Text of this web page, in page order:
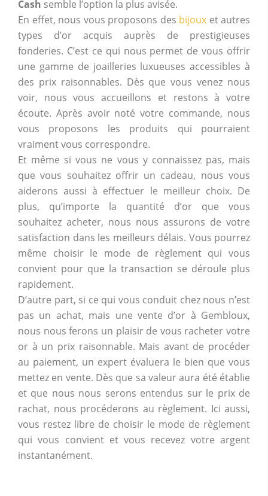
Cash semble l’option la plus avisée.
En effet, nous vous proposons des bijoux et autres
types d’or acquis auprès de prestigieuses
fonderies. C’est ce qui nous permet de vous offrir
une gamme de joailleries luxueuses accessibles à
des prix raisonnables. Dès que vous venez nous
voir, nous vous accueillons et restons à votre
écoute. Après avoir noté votre commande, nous
vous proposons les produits qui pourraient
vraiment vous correspondre.
Et même si vous ne vous y connaissez pas, mais
que vous souhaitez offrir un cadeau, nous vous
aiderons aussi à effectuer le meilleur choix. De
plus, qu’importe la quantité d’or que vous
souhaitez acheter, nous nous assurons de votre
satisfaction dans les meilleurs délais. Vous pourrez
même choisir le mode de règlement qui vous
convient pour que la transaction se déroule plus
rapidement.
D’autre part, si ce qui vous conduit chez nous n’est
pas un achat, mais une vente d’or à Gembloux,
nous nous ferons un plaisir de vous racheter votre
or à un prix raisonnable. Mais avant de procéder
au paiement, un expert évaluera le bien que vous
mettez en vente. Dès que sa valeur aura été établie
et que nous nous serons entendus sur le prix de
rachat, nous procéderons au règlement. Ici aussi,
vous restez libre de choisir le mode de règlement
qui vous convient et vous recevez votre argent
instantanément.